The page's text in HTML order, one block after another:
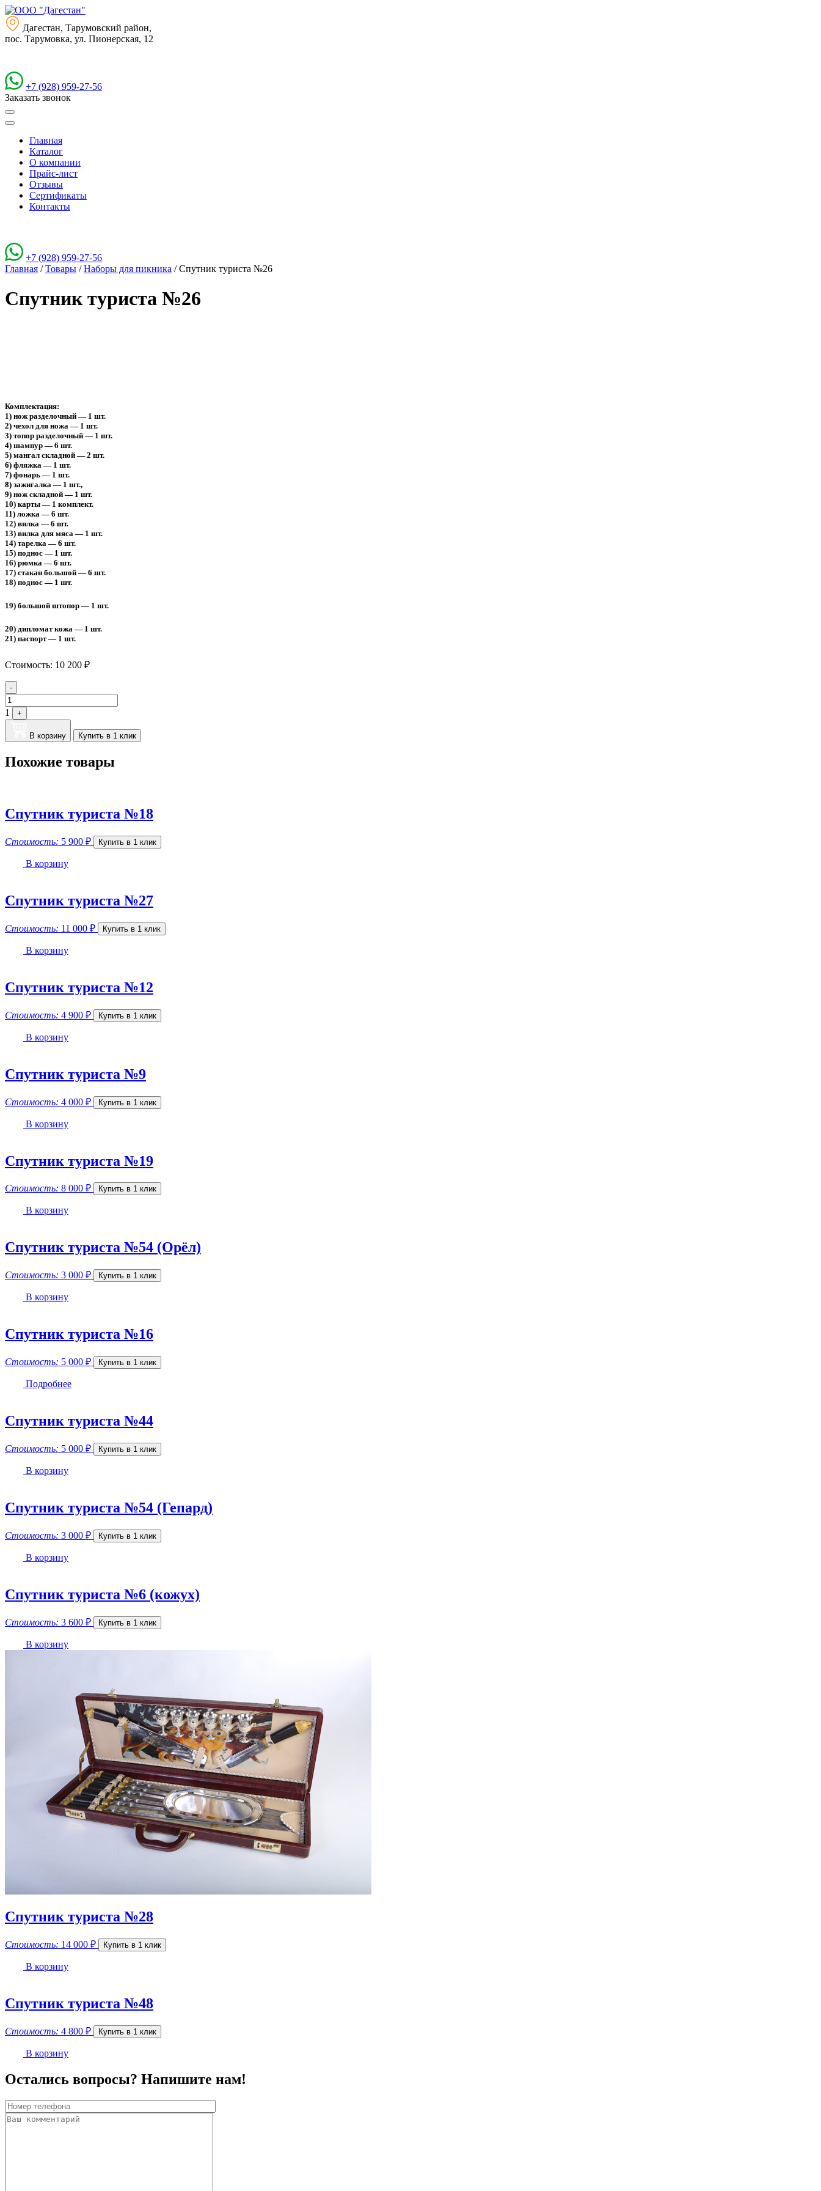
Дагестан, Тарумовский район,
пос. Тарумовка, ул. Пионерская, 12
+7 (928) 959-27-56
Заказать звонок
Главная
Каталог
О компании
Прайс-лист
Отзывы
Сертификаты
Контакты
+7 (928) 959-27-56
Главная / Товары / Наборы для пикника / Спутник туриста №26
Спутник туриста №26
Комплектация:
1) нож разделочный — 1 шт.
2) чехол для ножа — 1 шт.
3) топор разделочный — 1 шт.
4) шампур — 6 шт.
5) мангал складной — 2 шт.
6) фляжка — 1 шт.
7) фонарь — 1 шт.
8) зажигалка — 1 шт.,
9) нож складной — 1 шт.
10) карты — 1 комплект.
11) ложка — 6 шт.
12) вилка — 6 шт.
13) вилка для мяса — 1 шт.
14) тарелка — 6 шт.
15) поднос — 1 шт.
16) рюмка — 6 шт.
17) стакан большой — 6 шт.
18) поднос — 1 шт.
19) большой штопор — 1 шт.
20) дипломат кожа — 1 шт.
21) паспорт — 1 шт.
Стоимость: 10 200 ₽
Quantity
-
1 +
В корзину Купить в 1 клик
Похожие товары
Спутник туриста №18
Стоимость: 5 900 ₽ Купить в 1 клик
В корзину
Спутник туриста №27
Стоимость: 11 000 ₽ Купить в 1 клик
В корзину
Спутник туриста №12
Стоимость: 4 900 ₽ Купить в 1 клик
В корзину
Спутник туриста №9
Стоимость: 4 000 ₽ Купить в 1 клик
В корзину
Спутник туриста №19
Стоимость: 8 000 ₽ Купить в 1 клик
В корзину
Спутник туриста №54 (Орёл)
Стоимость: 3 000 ₽ Купить в 1 клик
В корзину
Спутник туриста №16
Стоимость: 5 000 ₽ Купить в 1 клик
Подробнее
Спутник туриста №44
Стоимость: 5 000 ₽ Купить в 1 клик
В корзину
Спутник туриста №54 (Гепард)
Стоимость: 3 000 ₽ Купить в 1 клик
В корзину
Спутник туриста №6 (кожух)
Стоимость: 3 600 ₽ Купить в 1 клик
В корзину
Спутник туриста №28
Стоимость: 14 000 ₽ Купить в 1 клик
В корзину
Спутник туриста №48
Стоимость: 4 800 ₽ Купить в 1 клик
В корзину
Остались вопросы? Напишите нам!